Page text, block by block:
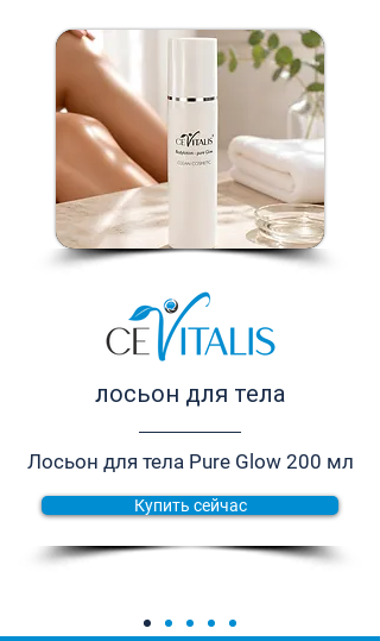
лосьон для тела
Лосьон для тела Pure Glow 200 мл
Купить сейчас